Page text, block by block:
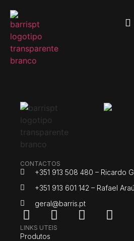
CONTACTOS
+351 913 508 480 – Ricardo
+351 913 601 142 – Rafael
geral@barris.pt
LINKS UTEIS
Produtos